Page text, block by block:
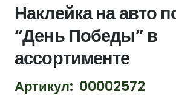
Наклейка на авто
“День Победы” в
ассортименте
Артикул: 00002572